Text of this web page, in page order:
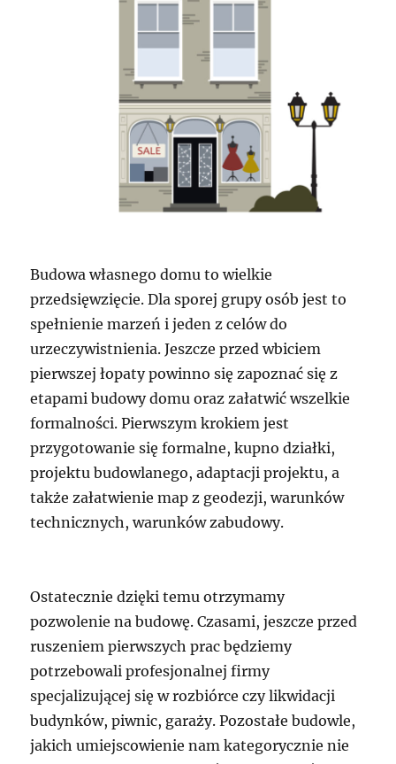
Budowa własnego domu to wielkie
przedsięwzięcie. Dla sporej grupy osób jest to
spełnienie marzeń i jeden z celów do
urzeczywistnienia. Jeszcze przed wbiciem
pierwszej łopaty powinno się zapoznać się z
etapami budowy domu oraz załatwić wszelkie
formalności. Pierwszym krokiem jest
przygotowanie się formalne, kupno działki,
projektu budowlanego, adaptacji projektu, a
także załatwienie map z geodezji, warunków
technicznych, warunków zabudowy.
Ostatecznie dzięki temu otrzymamy
pozwolenie na budowę. Czasami, jeszcze przed
ruszeniem pierwszych prac będziemy
potrzebowali profesjonalnej firmy
specjalizującej się w rozbiórce czy likwidacji
budynków, piwnic, garaży. Pozostałe budowle,
jakich umiejscowienie nam kategorycznie nie